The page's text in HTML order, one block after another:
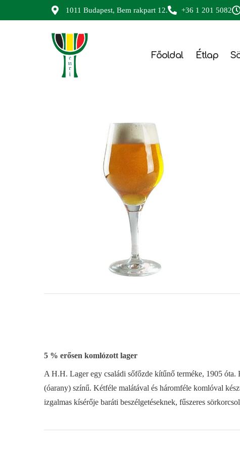
1011 Budapest, Bem rakpart 12. +36 1 201 5082
Főoldal Étlap
5 % erősen komlózott lager
A H.H. Lager egy családi sőfőzde kítűnő terméke, 1905 óta.
(óarany) színű. Kétféle malátával és háromféle komlóval
izgalmas kísérője baráti beszélgetéseknek, fűszeres